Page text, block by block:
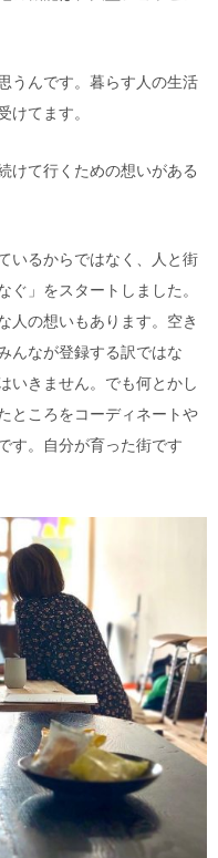
うんです。暮らす人の生活
てます。
けて行くための想いがある
いるからではなく、人と街
」をスタートしました。
人の想いもあります。空き
んなが登録する訳ではな
いきません。でも何とかし
ところをコーディネートや
す。自分が育った街です